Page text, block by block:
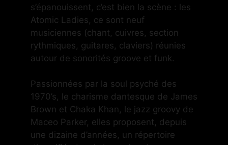
s’épanouissent, c’est bien la scène : les
Atomic Ladies, ce sont neuf
musiciennes (chant, cuivres, section
rythmiques, guitares, claviers) réunies
autour de sonorités groove et funk.
Passionnées par la soul psyché des
1970’s, le charisme dantesque de James
Brown et Chaka Khan, le jazz groovy de
Maceo Parker, elles proposent, depuis
une dizaine d’années, un répertoire